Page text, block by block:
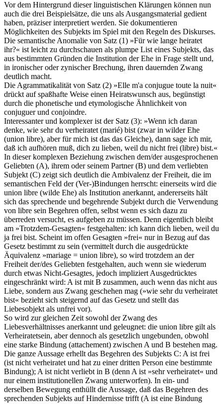
Vor dem Hintergrund dieser linguistischen Klärungen können nun
auch die drei Beispielsätze, die uns als Ausgangsmaterial gedient
haben, präziser interpretiert werden. Sie dokumentieren
Möglichkeiten des Subjekts im Spiel mit den Regeln des Diskurses.
Die semantische Anomalie von Satz (1) »Für wie lange heiratet
ihr?« ist leicht zu durchschauen als plumpe List eines Subjekts, das
aus bestimmten Gründen die Institution der Ehe in Frage stellt und,
in ironischer oder zynischer Brechung, ihren dauernden Zwang
deutlich macht.
Die Agrammatikalität von Satz (2) »Elle m'a conjugue toute la nuit«
drückt auf spaßhafte Weise einen Heiratswunsch aus, begünstigt
durch die phonetische und etymologische Ähnlichkeit von
conjuguer und conjoindre.
Interessanter und komplexer ist der Satz (3): »Wenn ich daran
denke, wie sehr du verheiratet (marié) bist (zwar in wilder Ehe
(union libre), aber für mich ist das das Gleiche), dann sage ich mir,
daß ich aufhören muß, dich zu lieben, weil du nicht frei (libre) bist.«
In dieser komplexen Beziehung zwischen dem/der ausgesprochenen
Geliebten (A), ihrem oder seinem Partner (B) und dem verliebten
Subjekt (C) zeigt sich deutlich die Ambivalenz der Freiheit, die im
semantischen Feld der (Ver-)Bindungen herrscht: einerseits wird die
union libre (wilde Ehe) als Institution anerkannt, andererseits hält
sich das sprechende und begehrende Subjekt durch die Verwendung
von libre sein Begehren offen, selbst wenn es sich dazu zu
überreden versucht, es aufgeben zu müssen. Denn eigentlich bleibt
am »Trotzdem-Gesagten« festgehalten: ich kann dich lieben, weil du
ja frei bist. Scheint im offen Gesagten »frei« nur in Bezug auf das
Gesetz bestimmt zu sein (vermittelt durch die ausgedrückte
Äquivalenz »mariage = union libre), so wird trotzdem an der
Freiheit der/des Geliebten festgehalten, auch wenn sie wiederum
durch etwas Nicht-Gesagtes, jedoch impliziert Ausgedrücktes
eingeschränkt wird: A ist mit B zusammen, auch wenn das nicht aus
Liebe, sondern aus Zwang geschehen mag (»wie sehr du verheiratet
bist« bezieht sich steigernd auf das Gesetz und stellt das
Liebesobjekt als unfrei vor).
So wird zur gleichen Zeit sowohl der Zwang des
Liebesverhältnisses anerkannt und geleugnet: die union libre gilt als
Verheiratetsein, aber dennoch als gesetzlich ungebunden, obwohl
eine starke Bindung (attachement) zwischen A und B bestehen mag.
Die ganze Aussage erhellt das Begehren des Subjekts C: A ist frei
(ist nicht verheiratet und hat zu einer dritten Person eine bestimmte
Bindung); A ist nicht verliebt in B (denn A ist »sehr verheiratet« und
nur einem institutionellen Zwang unterworfen). In ein- und
derselben Bewegung enthüllt die Aussage, daß das Begehren des
sprechenden Subjekts auf Hindernisse trifft (A ist eine Bindung